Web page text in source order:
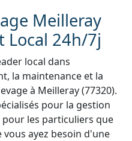
Meilleray
Local 24h/7j
local dans
la maintenance et la
à Meilleray (77320).
pour la gestion
pour les particuliers que
ayez besoin d'une